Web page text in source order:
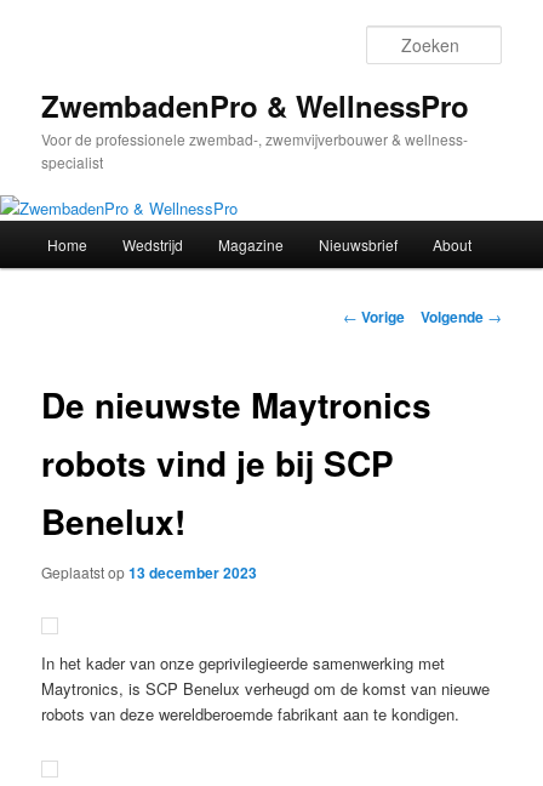
inhoudZwembadenPro & WellnessPro
Voor de professionele zwembad-, zwemvijverbouwer & wellness-
specialist
Home Wedstrijd Magazine Nieuwsbrief About
Bericht
← Vorige Volgende →
De nieuwste Maytronics
robots vind je bij SCP
Benelux!
Geplaatst op13 december 2023
In het kader van onze geprivilegieerde samenwerking met
Maytronics, is SCP Benelux verheugd om de komst van nieuwe
robots van deze wereldberoemde fabrikant aan te kondigen.